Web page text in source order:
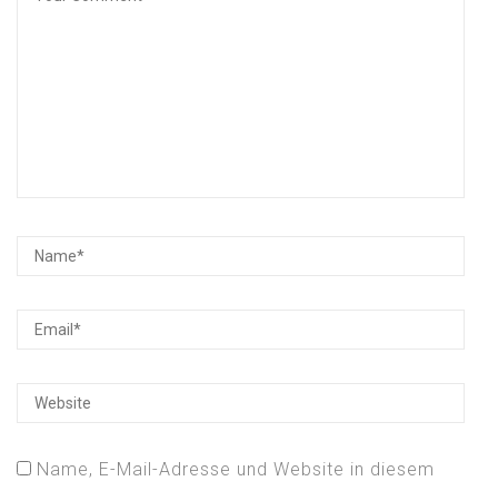
Name, E-Mail-Adresse und Website in diesem